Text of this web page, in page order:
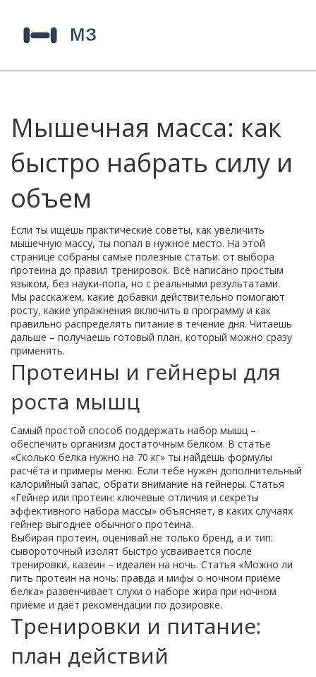
Мышечная масса: как
быстро набрать силу и
объем
Если ты ищешь практические советы, как увеличить
мышечную массу, ты попал в нужное место. На этой
странице собраны самые полезные статьи: от выбора
протеина до правил тренировок. Всё написано простым
языком, без науки‑попа, но с реальными результатами.
Мы расскажем, какие добавки действительно помогают
росту, какие упражнения включить в программу и как
правильно распределять питание в течение дня. Читаешь
дальше – получаешь готовый план, который можно сразу
применять.
Протеины и гейнеры для
роста мышц
Самый простой способ поддержать набор мышц –
обеспечить организм достаточным белком. В статье
«Сколько белка нужно на 70 кг» ты найдёшь формулы
расчёта и примеры меню. Если тебе нужен дополнительный
калорийный запас, обрати внимание на гейнеры. Статья
«Гейнер или протеин: ключевые отличия и секреты
эффективного набора массы» объясняет, в каких случаях
гейнер выгоднее обычного протеина.
Выбирая протеин, оценивай не только бренд, а и тип:
сывороточный изолят быстро усваивается после
тренировки, казеин – идеален на ночь. Статья «Можно ли
пить протеин на ночь: правда и мифы о ночном приёме
белка» развенчивает слухи о наборе жира при ночном
приёме и даёт рекомендации по дозировке.
Тренировки и питание:
план действий